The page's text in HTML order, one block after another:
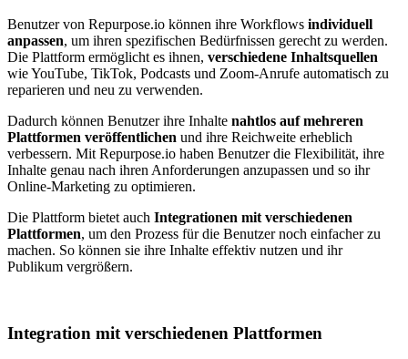
Benutzer von Repurpose.io können ihre Workflows individuell
anpassen, um ihren spezifischen Bedürfnissen gerecht zu werden.
Die Plattform ermöglicht es ihnen, verschiedene Inhaltsquellen
wie YouTube, TikTok, Podcasts und Zoom-Anrufe automatisch zu
reparieren und neu zu verwenden.
Dadurch können Benutzer ihre Inhalte nahtlos auf mehreren
Plattformen veröffentlichen und ihre Reichweite erheblich
verbessern. Mit Repurpose.io haben Benutzer die Flexibilität, ihre
Inhalte genau nach ihren Anforderungen anzupassen und so ihr
Online-Marketing zu optimieren.
Die Plattform bietet auch Integrationen mit verschiedenen
Plattformen, um den Prozess für die Benutzer noch einfacher zu
machen. So können sie ihre Inhalte effektiv nutzen und ihr
Publikum vergrößern.
Integration mit verschiedenen Plattformen